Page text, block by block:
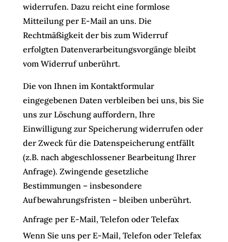
widerrufen. Dazu reicht eine formlose
Mitteilung per E-Mail an uns. Die
Rechtmäßigkeit der bis zum Widerruf
erfolgten Datenverarbeitungsvorgänge bleibt
vom Widerruf unberührt.
Die von Ihnen im Kontaktformular
eingegebenen Daten verbleiben bei uns, bis Sie
uns zur Löschung auffordern, Ihre
Einwilligung zur Speicherung widerrufen oder
der Zweck für die Datenspeicherung entfällt
(z.B. nach abgeschlossener Bearbeitung Ihrer
Anfrage). Zwingende gesetzliche
Bestimmungen – insbesondere
Aufbewahrungsfristen – bleiben unberührt.
Anfrage per E-Mail, Telefon oder Telefax
Wenn Sie uns per E-Mail, Telefon oder Telefax